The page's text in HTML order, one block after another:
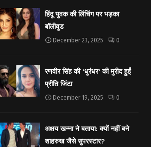
हिंदू युवक की लिंचिंग पर भड़का
बॉलीवुड
December 23, 2025 0
रणवीर सिंह की ‘धुरंधर’ की मुरीद हुईं
प्रीति जिंटा
December 19, 2025 0
अक्षय खन्ना ने बताया: क्यों नहीं बने
शाहरुख जैसे सुपरस्टार?